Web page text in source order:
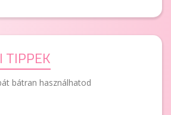
TIPPEK
bátran használhatod